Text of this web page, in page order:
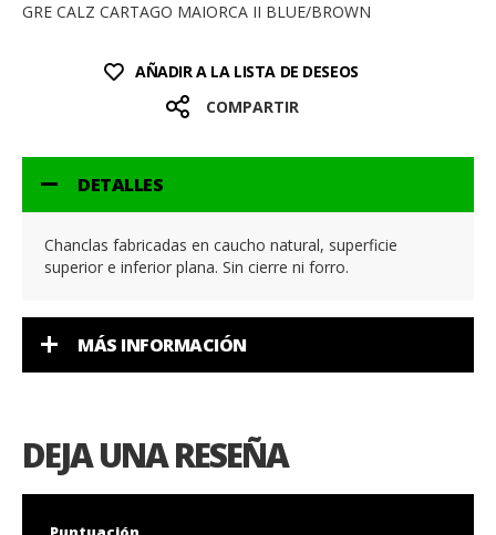
GRE CALZ CARTAGO MAIORCA II BLUE/BROWN
AÑADIR A LA LISTA DE DESEOS
COMPARTIR
DETALLES
Chanclas fabricadas en caucho natural, superficie
superior e inferior plana. Sin cierre ni forro.
MÁS INFORMACIÓN
DEJA UNA RESEÑA